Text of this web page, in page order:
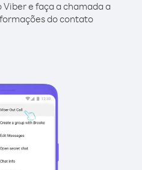
e faça a chamada a
do contato